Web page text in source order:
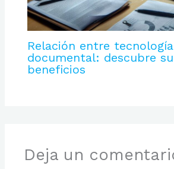
Relación entre
documental: descubre
beneficios
Deja un